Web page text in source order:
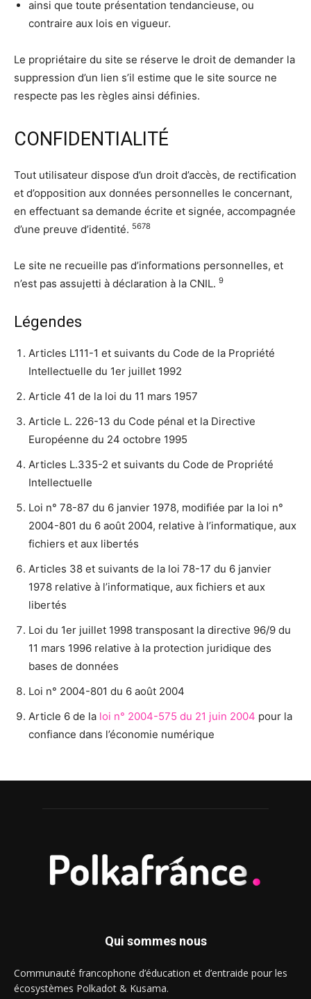
ainsi que toute présentation tendancieuse, ou
contraire aux lois en vigueur.
Le propriétaire du site se réserve le droit de demander la
suppression d’un lien s’il estime que le site source ne
respecte pas les règles ainsi définies.
CONFIDENTIALITÉ
Tout utilisateur dispose d’un droit d’accès, de rectification
et d’opposition aux données personnelles le concernant,
en effectuant sa demande écrite et signée, accompagnée
d’une preuve d’identité. 5678
Le site ne recueille pas d’informations personnelles, et
n’est pas assujetti à déclaration à la CNIL. 9
Légendes
Articles L111-1 et suivants du Code de la Propriété
Intellectuelle du 1er juillet 1992
Article 41 de la loi du 11 mars 1957
Article L. 226-13 du Code pénal et la Directive
Européenne du 24 octobre 1995
Articles L.335-2 et suivants du Code de Propriété
Intellectuelle
Loi n° 78-87 du 6 janvier 1978, modifiée par la loi n°
2004-801 du 6 août 2004, relative à l’informatique, aux
fichiers et aux libertés
Articles 38 et suivants de la loi 78-17 du 6 janvier
1978 relative à l’informatique, aux fichiers et aux
libertés
Loi du 1er juillet 1998 transposant la directive 96/9 du
11 mars 1996 relative à la protection juridique des
bases de données
Loi n° 2004-801 du 6 août 2004
Article 6 de la loi n° 2004-575 du 21 juin 2004 pour la
confiance dans l’économie numérique
Qui sommes nous
Communauté francophone d’éducation et d’entraide pour les
écosystèmes Polkadot & Kusama.